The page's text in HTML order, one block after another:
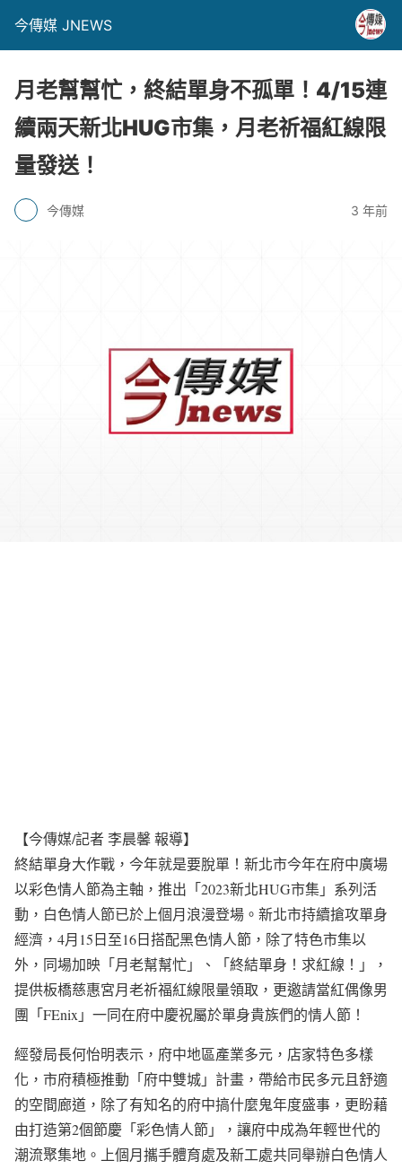
今傳媒 JNEWS
月老幫幫忙，終結單身不孤單！4/15連
續兩天新北HUG市集，月老祈福紅線限
量發送！
今傳媒 3 年前
【今傳媒/記者 李晨馨 報導】
終結單身大作戰，今年就是要脫單！新北市今年在府中廣場
以彩色情人節為主軸，推出「2023新北HUG市集」系列活
動，白色情人節已於上個月浪漫登場。新北市持續搶攻單身
經濟，4月15日至16日搭配黑色情人節，除了特色市集以
外，同場加映「月老幫幫忙」、「終結單身！求紅線！」，
提供板橋慈惠宮月老祈福紅線限量領取，更邀請當紅偶像男
團「FEnix」一同在府中慶祝屬於單身貴族們的情人節！
經發局長何怡明表示，府中地區產業多元，店家特色多樣
化，市府積極推動「府中雙城」計畫，帶給市民多元且舒適
的空間廊道，除了有知名的府中搞什麼鬼年度盛事，更盼藉
由打造第2個節慶「彩色情人節」，讓府中成為年輕世代的
潮流聚集地。上個月攜手體育處及新工處共同舉辦白色情人